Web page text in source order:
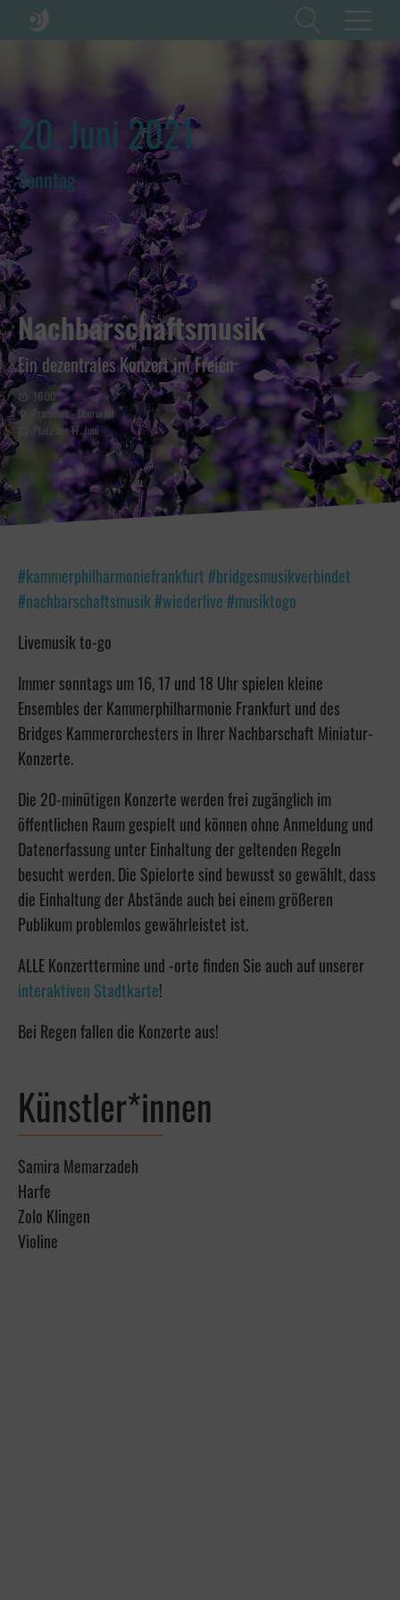
20. Juni 2021
Sonntag
Nachbarschaftsmusik
Ein dezentrales Konzert im Freien
16:00
Frankfurt - Oberursel
Platz des 17. Juni
#kammerphilharmoniefrankfurt #bridgesmusikverbindet
#nachbarschaftsmusik #wiederlive #musiktogo
Livemusik to-go
Immer sonntags um 16, 17 und 18 Uhr spielen kleine
Ensembles der Kammerphilharmonie Frankfurt und des
Bridges Kammerorchesters in Ihrer Nachbarschaft Miniatur-
Konzerte.
Die 20-minütigen Konzerte werden frei zugänglich im
öffentlichen Raum gespielt und können ohne Anmeldung und
Datenerfassung unter Einhaltung der geltenden Regeln
besucht werden. Die Spielorte sind bewusst so gewählt, dass
die Einhaltung der Abstände auch bei einem größeren
Publikum problemlos gewährleistet ist.
ALLE Konzerttermine und -orte finden Sie auch auf unserer
interaktiven Stadtkarte!
Bei Regen fallen die Konzerte aus!
Künstler*innen
Samira Memarzadeh
Harfe
Zolo Klingen
Violine